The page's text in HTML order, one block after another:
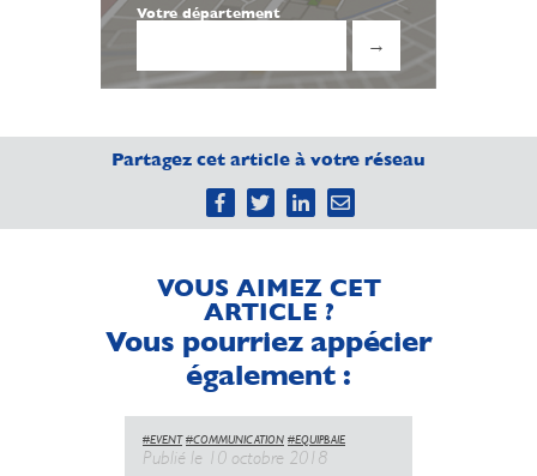
Votre département
→
Partagez cet article à votre réseau
VOUS AIMEZ CET
ARTICLE ?
Vous pourriez appécier
également :
#EVENT #COMMUNICATION #EQUIPBAIE
Publié le 10 octobre 2018